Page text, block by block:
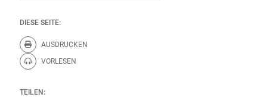
DIESE SEITE:
AUSDRUCKEN
Diese Seite drucken.
VORLESEN
Diese Seite vorlesen.
TEILEN: